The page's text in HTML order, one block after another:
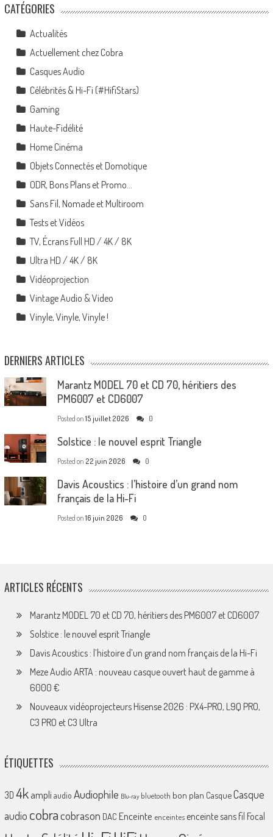
CATÉGORIES
Actualités
Actuellement chez Cobra
Casques Audio
Célébrités & Hi-Fi (#HifiStars)
Gaming
Haute-Fidélité
Home Cinéma
Objets Connectés et Domotique
ODR, Bons Plans et Promo…
Sans Fil, Nomade et Multiroom
Tests et Vidéos
TV, Écrans Full HD / 4K / 8K
Ultra HD / 4K / 8K
Vidéoprojection
Vintage Audio & Video
Vinyle, Vinyle, Vinyle !
DERNIERS ARTICLES
Marantz MODEL 70 et CD 70, héritiers des
PM6007 et CD6007
Posted on 15 juillet 2026 0
Solstice : le nouvel esprit Triangle
Posted on 22 juin 2026 0
Davis Acoustics : l’histoire d’un grand nom
français de la Hi-Fi
Posted on 16 juin 2026 0
ARTICLES RÉCENTS
Marantz MODEL 70 et CD 70, héritiers des PM6007 et CD6007
Solstice : le nouvel esprit Triangle
Davis Acoustics : l’histoire d’un grand nom français de la Hi-Fi
Meze Audio ARTA : nouveau casque ouvert haut de gamme à
6000 €
Nouveaux vidéoprojecteurs Hisense 2026 : PX4-PRO, L9Q PRO,
C3 PRO et C3 Ultra
ÉTIQUETTES
3D 4k ampliaudio Audiophile Blu-ray bluetooth bon plan CasqueCasque
audio cobracobrason DAC Enceinte enceintes enceinte sans fil Focal